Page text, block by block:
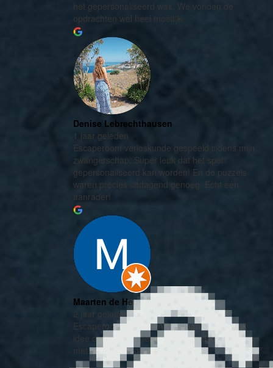
het gepersonaliseerd was. We vonden de
opdrachten wel heel moeilijk.
Denise Lebrechthausen
1 jaar geleden
Escaperoom verloskunde gespeeld tijdens mijn
zwangerschap. Super leuk dat het spel
gepersonaliseerd kan worden! En de puzzels
waren precies uitdagend genoeg. Echt een
aanrader!
Maarten de Heus
2 jaar geleden
Escaperoom UIT-BRAAK gedaan. Super leuk
idee dat het spel gepersonaliseerd kan worden
met namen en foto’s.